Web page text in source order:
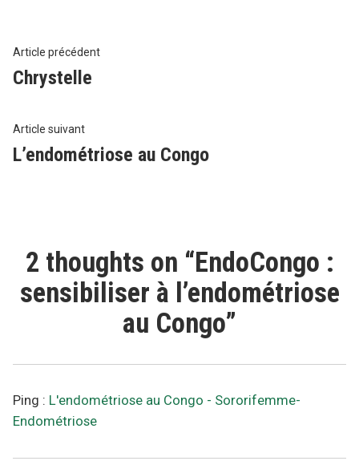
Navigation
de
l’article
Article précédentArticle
Chrystelle
Article suivantArticle
suivant
L’endométriose au Congo
2 thoughts on “EndoCongo :
sensibiliser à l’endométriose
au Congo”
Ping : L'endométriose au Congo - Sororifemme-
Endométriose